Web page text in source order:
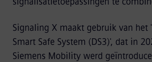
Signaling X maakt gebruik van het
Smart Safe System (DS3)', dat in
Siemens Mobility werd